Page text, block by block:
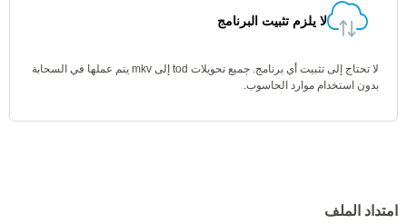
لا يلزم تثبيت البرنامج
لا تحتاج إلى تثبيت أي برنامج. جميع تحويلات tod إلى mkv يتم عملها في السحابة
بدون استخدام موارد الحاسوب.
امتداد الملف